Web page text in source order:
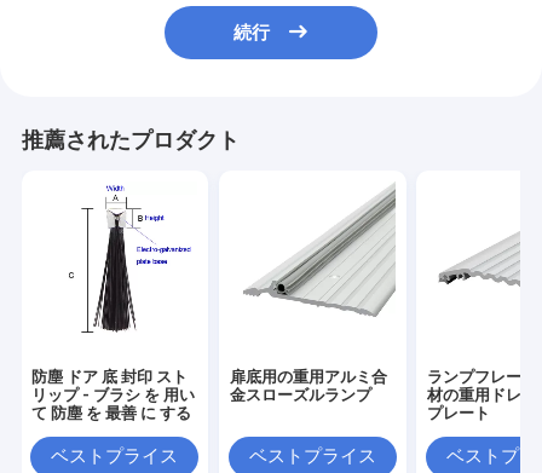
続行
推薦されたプロダクト
防塵 ドア 底 封印 スト
リップ - ブラシ を 用い
て 防塵 を 最善 に する
ベストプライス
扉底用の重用アルミ合
金スローズルランプ
ベストプライス
ランプフレーム
材の重用ドレッ
プレート
ベストプラ